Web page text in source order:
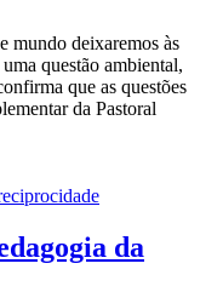
mundo deixaremos às
questão ambiental,
que as questões
da Pastoral
da